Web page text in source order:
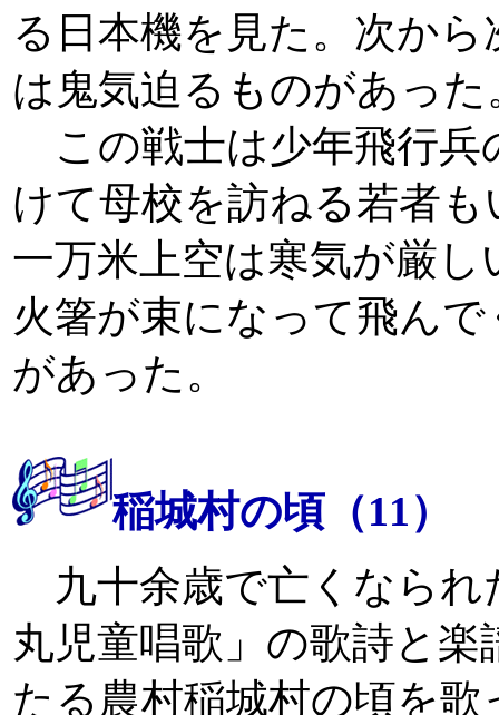
る日本機を見た。次か
は鬼気迫るものがあった
この戦士は少年飛行兵
けて母校を訪ねる若者
一万米上空は寒気が厳
火箸が束になって飛ん
があった。
稲城村の頃（11）
九十余歳で亡くなられ
丸児童唱歌」の歌詩と
たる農村稲城村の頃を